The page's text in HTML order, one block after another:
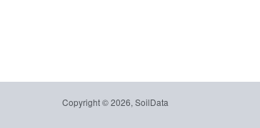
Copyright © 2026, SoilData